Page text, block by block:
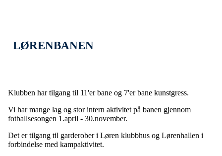
LØRENBANEN
Klubben har tilgang til 11'er bane og 7'er bane kunstgress.
Vi har mange lag og stor intern aktivitet på banen gjennom
fotballsesongen 1.april - 30.november.
Det er tilgang til garderober i Løren klubbhus og Lørenhallen i
forbindelse med kampaktivitet.